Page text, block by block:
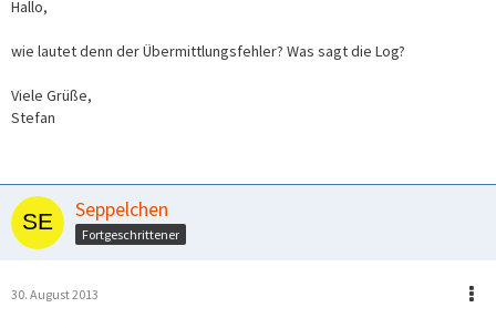
Hallo,
wie lautet denn der Übermittlungsfehler? Was sagt die Log?
Viele Grüße,
Stefan
Seppelchen
Fortgeschrittener
30. August 2013